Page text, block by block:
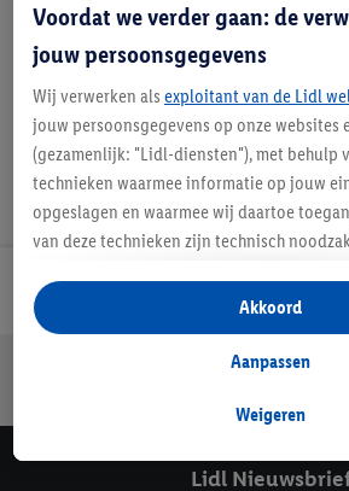
Beschrijving
Jouw voordelen bij ons als Lidl webshop
Lidl
Voordat we verder gaan: de
jouw persoonsgegevens
Wij verwerken als exploitant van de Lidl
jouw persoonsgegevens op onze websites
(gezamenlijk: "Lidl-diensten"), met behulp
technieken waarmee informatie op jouw
opgeslagen en waarmee wij daartoe
van deze technieken zijn technisch
opslaan van voorkeursinstellingen, het
analyseren van statistieken of voor het
gepersonaliseerde reclame binnen en
gegevens over jouw aankoopgedrag in de
Als je hier toestemming geeft aan ons voor
Weigeren
Aanpassen
Akkoord